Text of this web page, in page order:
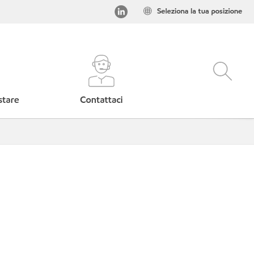
Seleziona la tua posizione
Contattaci